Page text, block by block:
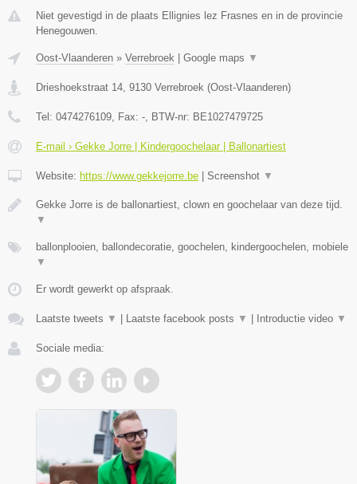
Niet gevestigd in de plaats Ellignies lez Frasnes en in de provincie
Henegouwen.
Oost-Vlaanderen » Verrebroek Google maps ▼
Drieshoekstraat 14 9130 Verrebroek (Oost-Vlaanderen)
Tel: 0474276109 , Fax: - , BTW-nr: BE1027479725
E-mail › Gekke Jorre | Kindergoochelaar | Ballonartiest
Website: https://www.gekkejorre.be Screenshot ▼
Gekke Jorre is de ballonartiest, clown en goochelaar van deze tijd.
▼
ballonplooien, ballondecoratie, goochelen, kindergoochelen, mobiele
▼
Er wordt gewerkt op afspraak.
Laatste tweets ▼ Laatste facebook posts ▼ Introductie video ▼
Sociale media: